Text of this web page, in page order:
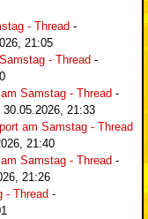
- Thread -
21:05
- Thread -
Samstag - Thread -
30.05.2026, 21:33
am Samstag - Thread
21:40
Samstag - Thread -
21:26
- Thread -